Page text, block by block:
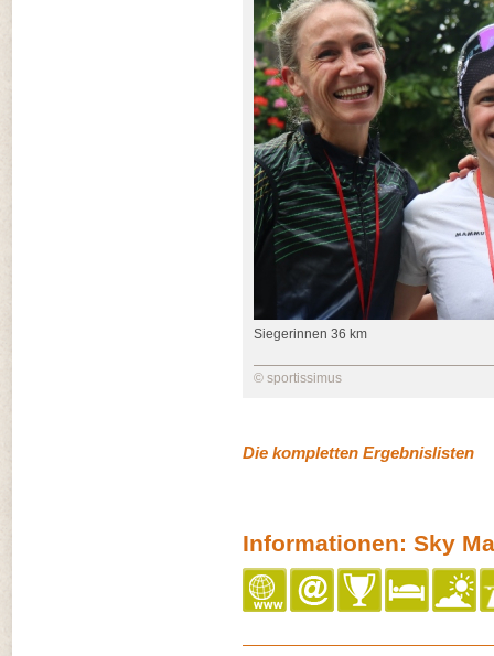
Siegerinnen 36 km
© sportissimus
Die kompletten Ergebnislisten
Informationen: Sky